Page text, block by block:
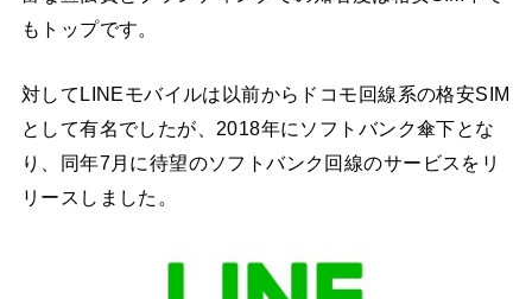
もトップです。
対してLINEモバイルは以前からドコモ回線系の格安SIM
として有名でしたが、2018年にソフトバンク傘下とな
り、同年7月に待望のソフトバンク回線のサービスをリ
リースしました。